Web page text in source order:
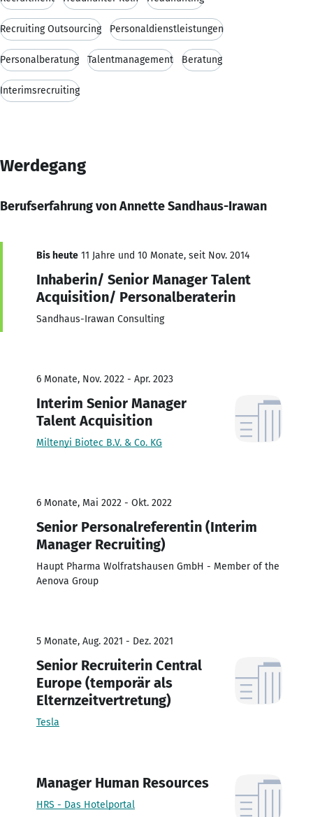
Recruiting Outsourcing Personaldienstleistungen
Personalberatung Talentmanagement Beratung
Interimsrecruiting
Werdegang
Berufserfahrung von Annette Sandhaus-Irawan
Bis heute 11 Jahre und 10 Monate, seit Nov. 2014
Inhaberin/ Senior Manager Talent
Acquisition/ Personalberaterin
Sandhaus-Irawan Consulting
6 Monate, Nov. 2022 - Apr. 2023
Interim Senior Manager
Talent Acquisition
Miltenyi Biotec B.V. & Co. KG
6 Monate, Mai 2022 - Okt. 2022
Senior Personalreferentin (Interim
Manager Recruiting)
Haupt Pharma Wolfratshausen GmbH - Member of the
Aenova Group
5 Monate, Aug. 2021 - Dez. 2021
Senior Recruiterin Central
Europe (temporär als
Elternzeitvertretung)
Tesla
Manager Human Resources
HRS - Das Hotelportal